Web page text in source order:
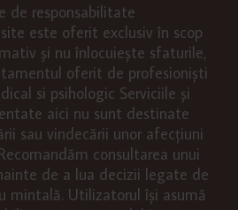
de responsabilitate
este oferit exclusiv în scop
și nu înlocuiește sfaturile,
oferit de profesioniști
si psihologic Serviciile și
aici nu sunt destinate
sau vindecării unor afecțiuni
consultarea unui
de a lua decizii legate de
mintală. Utilizatorul își asumă